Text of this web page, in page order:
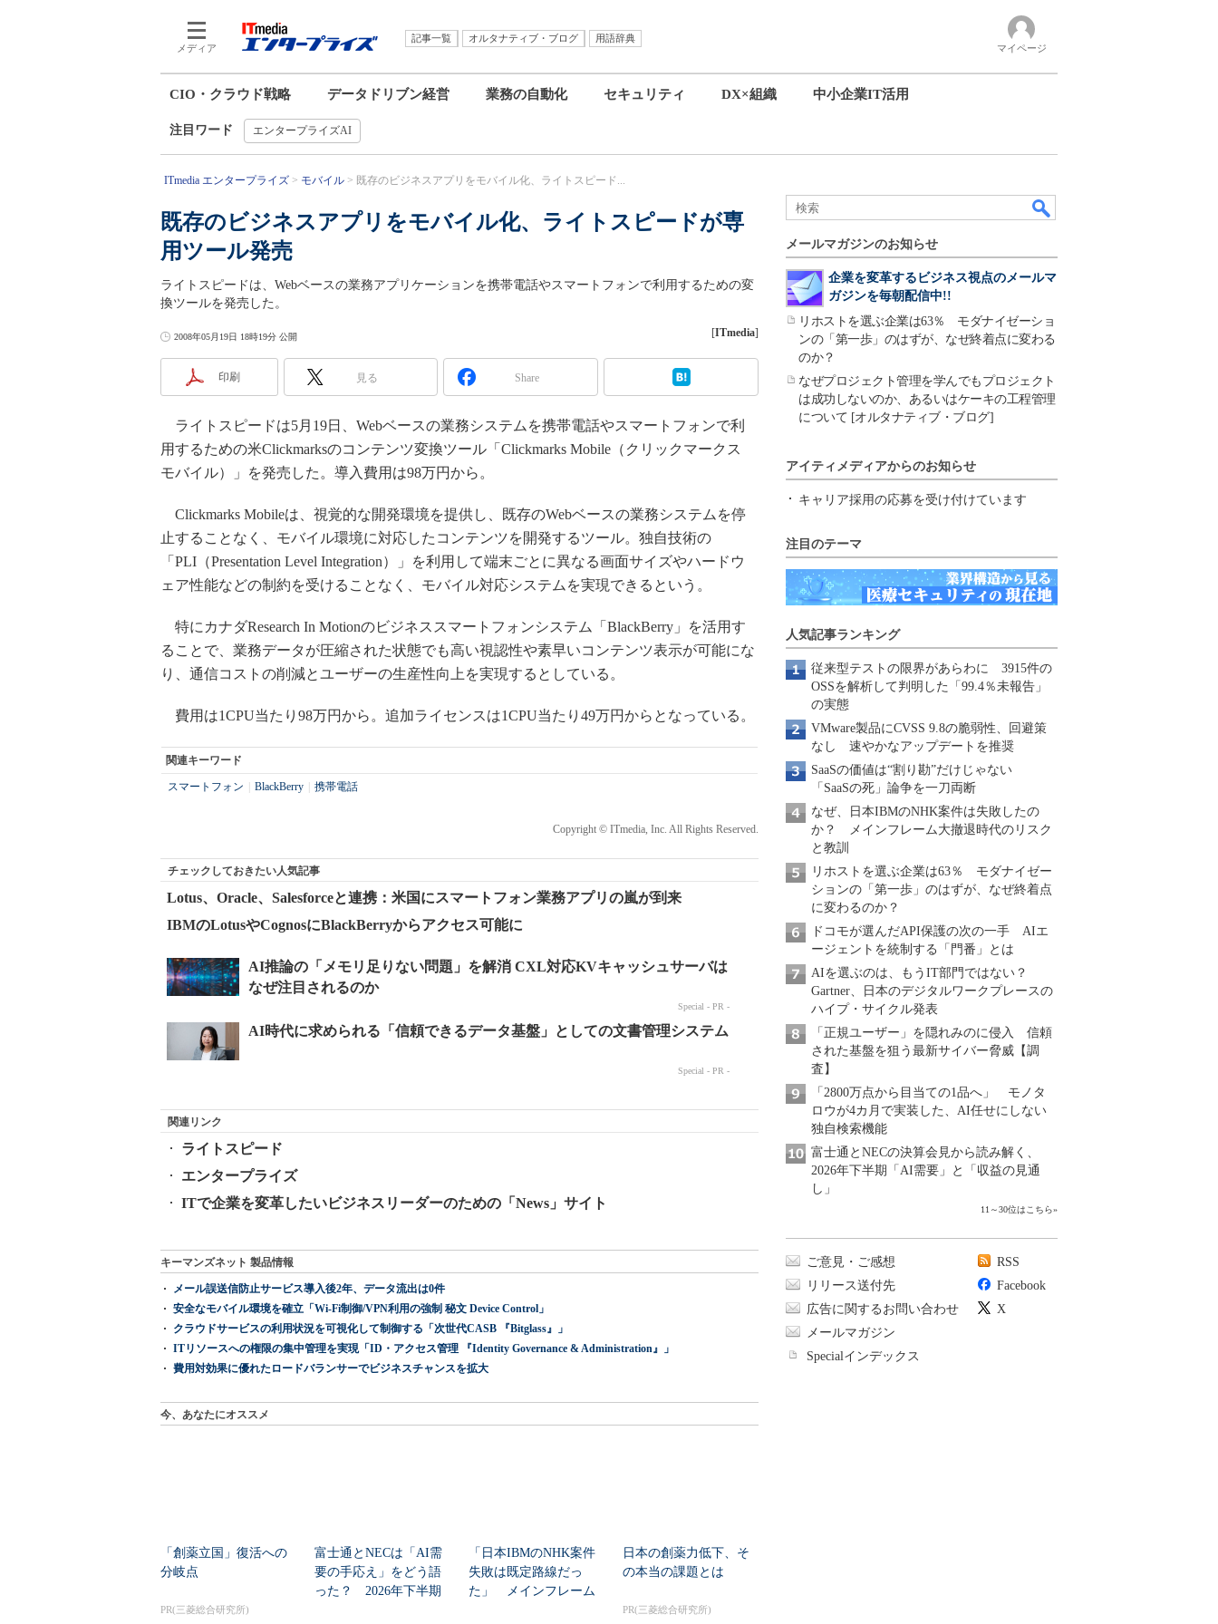
メディア
記事一覧 オルタナティブ・ブログ
用語辞典
マイページ
CIO・クラウド戦略 データドリブン経営 業務の自動化 セキュリティ DX×組織 中小企業IT活用
注目ワード エンタープライズAI
ITmedia エンタープライズ モバイル 既存のビジネスアプリをモバイル化、ライトスピード...
既存のビジネスアプリをモバイル化、ライトスピードが専
用ツール発売
ライトスピードは、Webベースの業務アプリケーションを携帯電話やスマートフォンで利用するための変
換ツールを発売した。
2008年05月19日 18時19分 公開 [ITmedia]
印刷 見る Share
ライトスピードは5月19日、Webベースの業務システムを携帯電話やスマートフォンで利
用するための米Clickmarksのコンテンツ変換ツール「Clickmarks Mobile（クリックマークス
モバイル）」を発売した。導入費用は98万円から。
Clickmarks Mobileは、視覚的な開発環境を提供し、既存のWebベースの業務システムを停
止することなく、モバイル環境に対応したコンテンツを開発するツール。独自技術の
「PLI（Presentation Level Integration）」を利用して端末ごとに異なる画面サイズやハードウ
ェア性能などの制約を受けることなく、モバイル対応システムを実現できるという。
特にカナダResearch In Motionのビジネススマートフォンシステム「BlackBerry」を活用す
ることで、業務データが圧縮された状態でも高い視認性や素早いコンテンツ表示が可能にな
り、通信コストの削減とユーザーの生産性向上を実現するとしている。
費用は1CPU当たり98万円から。追加ライセンスは1CPU当たり49万円からとなっている。
関連キーワード
スマートフォン BlackBerry 携帯電話
Copyright © ITmedia, Inc. All Rights Reserved.
チェックしておきたい人気記事
Lotus、Oracle、Salesforceと連携：米国にスマートフォン業務アプリの嵐が到来
IBMのLotusやCognosにBlackBerryからアクセス可能に
関連リンク
ライトスピード
エンタープライズ
ITで企業を変革したいビジネスリーダーのための「News」サイト
キーマンズネット 製品情報
メール誤送信防止サービス導入後2年、データ流出は0件
安全なモバイル環境を確立「Wi-Fi制御/VPN利用の強制 秘文 Device Control」
クラウドサービスの利用状況を可視化して制御する「次世代CASB 『Bitglass』」
ITリソースへの権限の集中管理を実現「ID・アクセス管理 『Identity Governance & Administration』」
費用対効果に優れたロードバランサーでビジネスチャンスを拡大
今、あなたにオススメ
「創薬立国」復活への
分岐点
PR(三菱総合研究所)
富士通とNECは「AI需
要の手応え」をどう語
った？ 2026年下半期
「日本IBMのNHK案件
失敗は既定路線だっ
た」 メインフレーム
日本の創薬力低下、そ
の本当の課題とは
PR(三菱総合研究所)
メールマガジンのお知らせ
企業を変革するビジネス視点のメールマ
ガジンを毎朝配信中!!
リホストを選ぶ企業は63％ モダナイゼーショ
ンの「第一歩」のはずが、なぜ終着点に変わる
のか？
なぜプロジェクト管理を学んでもプロジェクト
は成功しないのか、あるいはケーキの工程管理
について [オルタナティブ・ブログ]
アイティメディアからのお知らせ
キャリア採用の応募を受け付けています
注目のテーマ
人気記事ランキング
従来型テストの限界があらわに 3915件の
OSSを解析して判明した「99.4％未報告」
の実態
VMware製品にCVSS 9.8の脆弱性、回避策
なし 速やかなアップデートを推奨
SaaSの価値は“割り勘”だけじゃない
「SaaSの死」論争を一刀両断
なぜ、日本IBMのNHK案件は失敗したの
か？ メインフレーム大撤退時代のリスク
と教訓
リホストを選ぶ企業は63％ モダナイゼー
ションの「第一歩」のはずが、なぜ終着点
に変わるのか？
ドコモが選んだAPI保護の次の一手 AIエ
ージェントを統制する「門番」とは
AIを選ぶのは、もうIT部門ではない？
Gartner、日本のデジタルワークプレースの
ハイプ・サイクル発表
「正規ユーザー」を隠れみのに侵入 信頼
された基盤を狙う最新サイバー脅威【調
査】
「2800万点から目当ての1品へ」 モノタ
ロウが4カ月で実装した、AI任せにしない
独自検索機能
富士通とNECの決算会見から読み解く、
2026年下半期「AI需要」と「収益の見通
し」
11～30位はこちら»
ご意見・ご感想
リリース送付先
広告に関するお問い合わせ
メールマガジン
Specialインデックス
RSS
Facebook
X